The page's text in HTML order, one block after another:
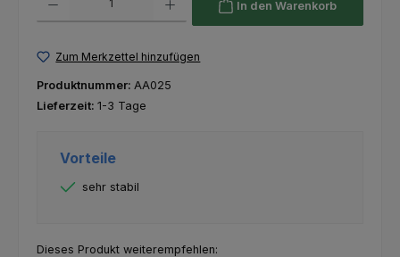
In den Warenkorb
Zum Merkzettel hinzufügen
Produktnummer: AA025
Lieferzeit: 1-3 Tage
Vorteile
sehr stabil
Dieses Produkt weiterempfehlen: